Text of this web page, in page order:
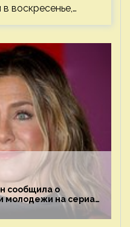
воскресенье,…
сообщила о
молодежи на сериал